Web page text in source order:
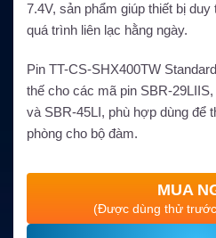
7.4V, sản phẩm giúp thiết bị
quá trình liên lạc hằng ngày.
Pin TT-CS-SHX400TW
thế cho các mã pin SBR-
và SBR-45LI, phù hợp dùng để
phòng cho bộ đàm.
MUA
(Được dùng thử